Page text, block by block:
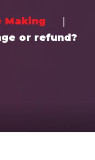
Making
or refund?